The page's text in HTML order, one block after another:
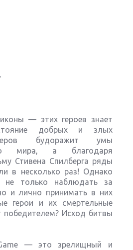
,
— этих героев знает
добрых и злых
будоражит умы
мира, а благодаря
Стивена Спилберга ряды
в несколько раз! Однако
только наблюдать за
и лично принимать в них
герои и их смертельные
Исход битвы
— это зрелищный и